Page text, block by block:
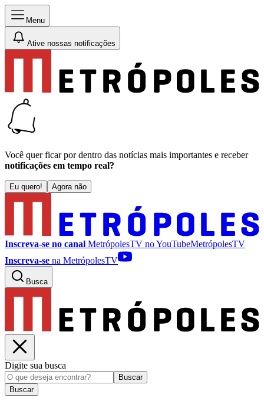
Menu
Ative nossas notificações
Você quer ficar por dentro das notícias mais importantes e receber
notificações em tempo real?
Eu quero! Agora não
Inscreva-se no canal MetrópolesTV noYouTubeMetrópolesTV
Inscreva-se na MetrópolesTV
Busca
Digite sua busca
Buscar
Buscar